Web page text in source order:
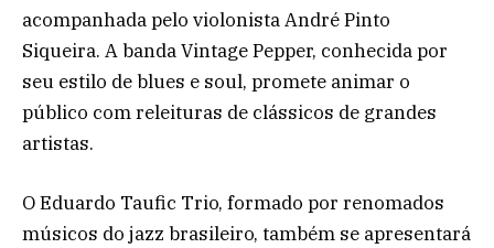
acompanhada pelo violonista André Pinto
Siqueira. A banda Vintage Pepper, conhecida por
seu estilo de blues e soul, promete animar o
público com releituras de clássicos de grandes
artistas.
O Eduardo Taufic Trio, formado por renomados
músicos do jazz brasileiro, também se apresentará